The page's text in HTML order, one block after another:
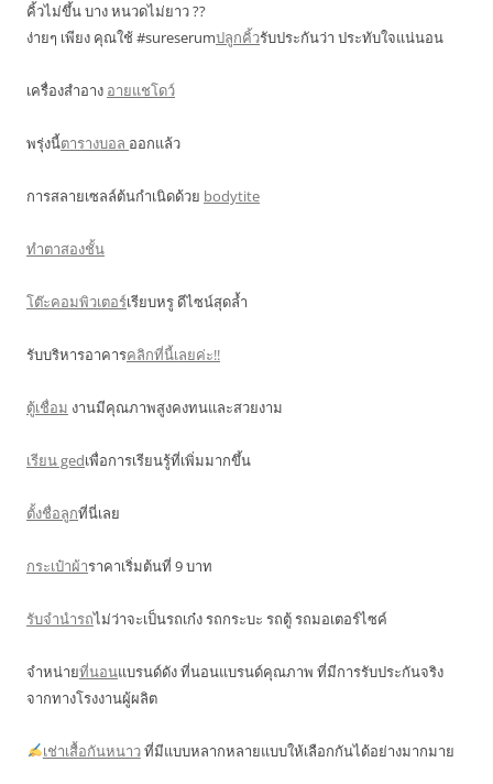
คิ้วไม่ขึ้น บาง หนวดไม่ยาว ??
ง่ายๆ เพียง คุณใช้ #sureserumปลูกคิ้วรับประกันว่า ประทับใจแน่นอน
เครื่องสำอาง อายแชโดว์
พรุ่งนี้ตารางบอล ออกแล้ว
การสลายเซลล์ต้นกำเนิดด้วย bodytite
ทำตาสองชั้น
โต๊ะคอมพิวเตอร์เรียบหรู ดีไซน์สุดล้ำ
รับบริหารอาคารคลิกที่นี้เลยค่ะ!!
ตู้เชื่อม งานมีคุณภาพสูงคงทนและสวยงาม
เรียน gedเพื่อการเรียนรู้ที่เพิ่มมากขึ้น
ตั้งชื่อลูกที่นี่เลย
กระเป๋าผ้าราคาเริ่มต้นที่ 9 บาท
รับจำนำรถไม่ว่าจะเป็นรถเก๋ง รถกระบะ รถตู้ รถมอเตอร์ไซค์
จำหน่ายที่นอนแบรนด์ดัง ที่นอนแบรนด์คุณภาพ ที่มีการรับประกันจริง
จากทางโรงงานผู้ผลิต
เช่าเสื้อกันหนาวที่มีแบบหลากหลายแบบให้เลือกกันได้อย่างมากมาย